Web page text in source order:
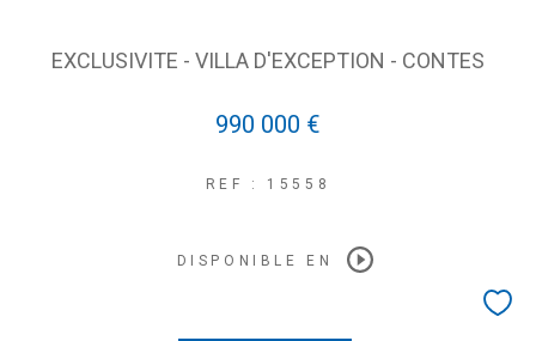
EXCLUSIVITE - VILLA D'EXCEPTION - CONTES
990 000 €
REF : 15558
DISPONIBLE EN